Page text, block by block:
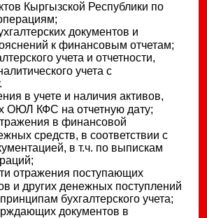
Кыргызской Республики по
документов и
к финансовым отчетам;
учета и отчетности,
учета с
в учете и наличия активов,
ОЮЛ КФС на отчетную дату;
в финансовой
средств, в соответствии с
в т.ч. по выпискам
отражения поступающих
и других денежных поступлений
бухгалтерского учета;
документов в